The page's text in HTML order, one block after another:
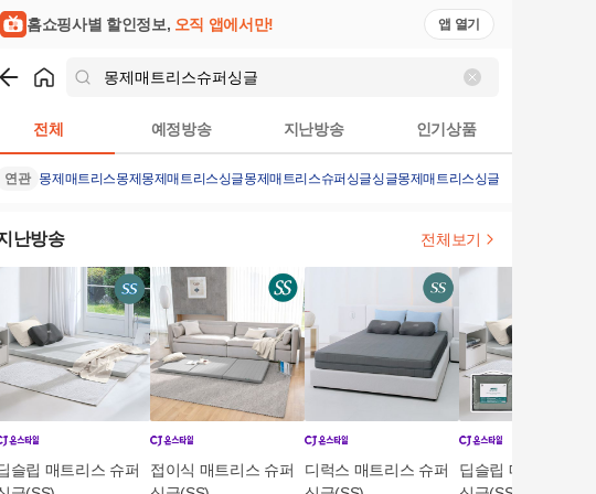
홈쇼핑사별 할인정보, 오직 앱에서만! 앱 열기
전체 예정방송 지난방송 인기상품
연관 몽제매트리스몽제 몽제매트리스싱글몽제매트리스슈퍼싱글싱글몽제매트리스싱글싱글
난방송 전체보기
슬립 매트리스 슈퍼
접이식 매트리스 슈퍼
디럭스 매트리스 슈퍼
딥슬립 매트리스 슈퍼